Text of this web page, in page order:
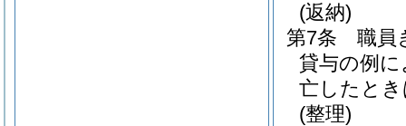
(返納)
第7条
職員
貸与の例
亡したと
(整理)